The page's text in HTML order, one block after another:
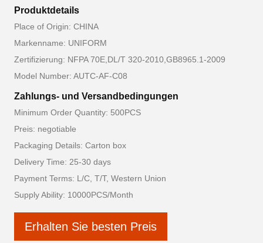
Produktdetails
Place of Origin: CHINA
Markenname: UNIFORM
Zertifizierung: NFPA 70E,DL/T 320-2010,GB8965.1-2009
Model Number: AUTC-AF-C08
Zahlungs- und Versandbedingungen
Minimum Order Quantity: 500PCS
Preis: negotiable
Packaging Details: Carton box
Delivery Time: 25-30 days
Payment Terms: L/C, T/T, Western Union
Supply Ability: 10000PCS/Month
Erhalten Sie besten Preis